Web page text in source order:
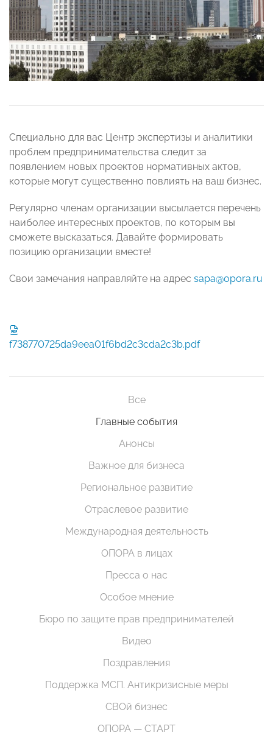
Специально для вас Центр экспертизы и аналитики
проблем предпринимательства следит за
появлением новых проектов нормативных актов,
которые могут существенно повлиять на ваш бизнес.
Регулярно членам организации высылается перечень
наиболее интересных проектов, по которым вы
сможете высказаться. Давайте формировать
позицию организации вместе!
Свои замечания направляйте на адрес sapa@opora.ru
f738770725da9eea01f6bd2c3cda2c3b.pdf
Все
Главные события
Анонсы
Важное для бизнеса
Региональное развитие
Отраслевое развитие
Международная деятельность
ОПОРА в лицах
Пресса о нас
Особое мнение
Бюро по защите прав предпринимателей
Видео
Поздравления
Поддержка МСП. Антикризисные меры
СВОй бизнес
ОПОРА — СТАРТ